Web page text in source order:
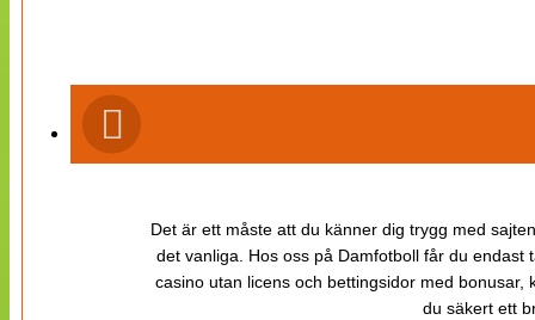
Det är ett måste att du känner dig trygg med
det vanliga. Hos oss på Damfotboll får du
casino utan licens och bettingsidor med
du säkert ett